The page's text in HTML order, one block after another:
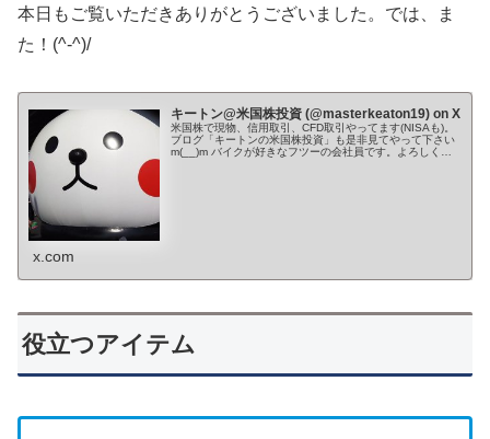
本日もご覧いただきありがとうございました。では、ま
た！(^-^)/
キートン@米国株投資 (@masterkeaton19) on X
米国株で現物、信用取引、CFD取引やってます(NISAも)。
ブログ「キートンの米国株投資」も是非見てやって下さい
m(__)m バイクが好きなフツーの会社員です。よろしくお
x.com
役立つアイテム